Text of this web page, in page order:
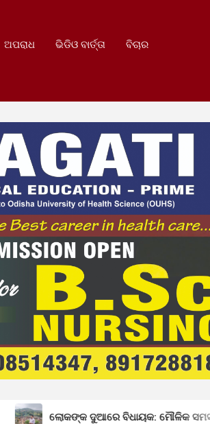
ଅପରାଧ ଭିଡିଓ ବାର୍ତ୍ତା ବିଚାର
ଦୁଆରେ ବିଧାୟକ: ମୌଳିକ ସମସ୍ୟା ନେଇ ତତ୍ପରତା